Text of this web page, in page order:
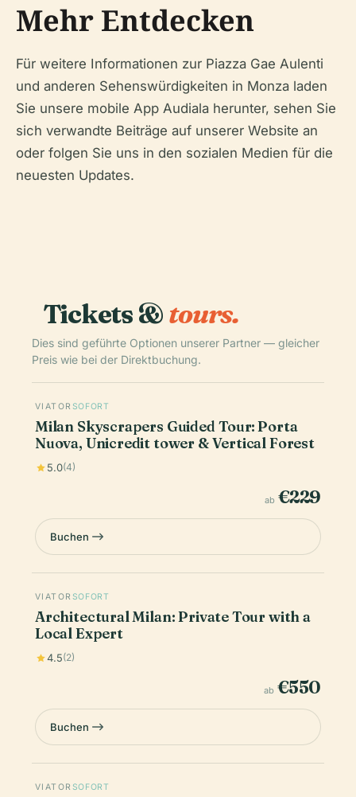
Mehr Entdecken
Für weitere Informationen zur Piazza Gae Aulenti
und anderen Sehenswürdigkeiten in Monza laden
Sie unsere mobile App Audiala herunter, sehen Sie
sich verwandte Beiträge auf unserer Website an
oder folgen Sie uns in den sozialen Medien für die
neuesten Updates.
Tickets &tours.
Dies sind geführte Optionen unserer Partner — gleicher
Preis wie bei der Direktbuchung.
VIATOR SOFORT
Milan Skyscrapers Guided Tour: Porta
Nuova, Unicredit tower & Vertical Forest
5.0(4)
ab €229
Buchen
VIATOR SOFORT
Architectural Milan: Private Tour with a
Local Expert
4.5(2)
ab €550
Buchen
VIATOR SOFORT